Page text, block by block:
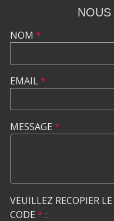
NOUS
NOM *
EMAIL*
MESSAGE *
VEUILLEZ RECOPIER LE
CODE * :